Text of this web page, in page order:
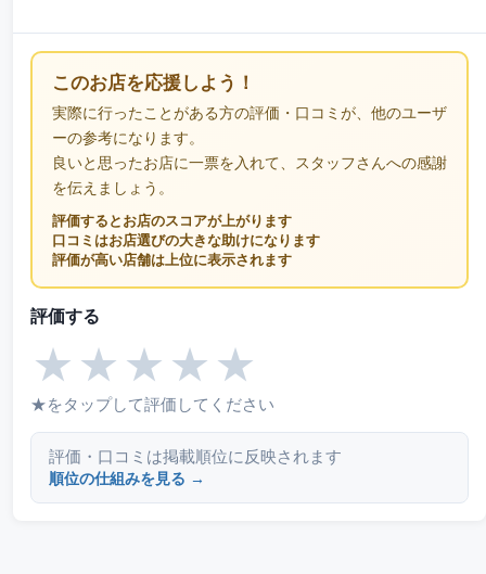
このお店を応援しよう！
実際に行ったことがある方の評価・口コミが、他のユーザ
ーの参考になります。
良いと思ったお店に一票を入れて、スタッフさんへの感謝
を伝えましょう。
評価するとお店のスコアが上がります
口コミはお店選びの大きな助けになります
評価が高い店舗は上位に表示されます
評価する
★ ★ ★ ★ ★
★をタップして評価してください
評価・口コミは掲載順位に反映されます
順位の仕組みを見る →